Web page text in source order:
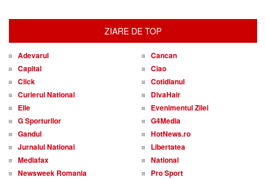
ZIARE DE TOP
Adevarul
Cancan
Capital
Ciao
Click
Cotidianul
Curierul National
DivaHair
Elle
Evenimentul Zilei
G Sporturilor
G4Media
Gandul
HotNews.ro
Jurnalul National
Libertatea
Mediafax
National
Newsweek Romania
Pro Sport